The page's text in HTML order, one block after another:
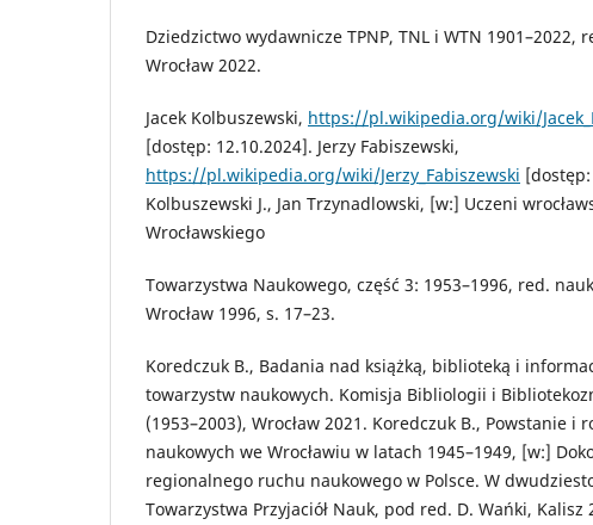
Dziedzictwo wydawnicze TPNP, TNL i WTN 1901–2022,
Wrocław 2022.
Jacek Kolbuszewski, https://pl.wikipedia.org/wiki/
[dostęp: 12.10.2024]. Jerzy Fabiszewski,
https://pl.wikipedia.org/wiki/Jerzy_Fabiszewski
Kolbuszewski J., Jan Trzynadlowski, [w:] Uczeni
Wrocławskiego
Towarzystwa Naukowego, część 3: 1953–1996, red.
Wrocław 1996, s. 17–23.
Koredczuk B., Badania nad książką, biblioteką i
towarzystw naukowych. Komisja Bibliologii i
(1953–2003), Wrocław 2021. Koredczuk B., Powstanie i
naukowych we Wrocławiu w latach 1945–1949, [w:]
regionalnego ruchu naukowego w Polsce. W
Towarzystwa Przyjaciół Nauk, pod red. D. Wańki, Kalisz